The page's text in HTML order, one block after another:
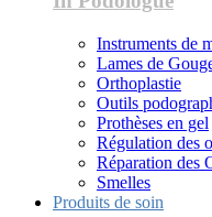
Instruments de
Lames de
Orthoplastie
Outils
Prothèses en gel
Régulation des
Réparation des
Smelles
Produits de soin